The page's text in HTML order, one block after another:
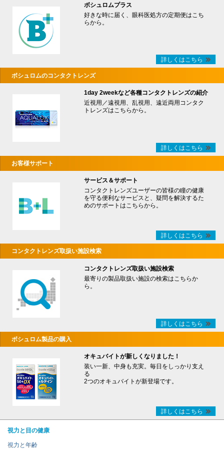
ボシュロムプラス
好きな時に届く、眼科医処方の定期便はこち
らから。
詳しくはこちら
ボシュロムのコンタクトレンズ
1day 2weekなど各種コンタクトレンズの紹介
近視用／遠視用、乱視用、遠近両用コンタク
トレンズはこちらから。
詳しくはこちら
お客様サポート
サービス＆サポート
コンタクトレンズユーザーの皆様の瞳の健康
を守る便利なサービスと、疑問を解決するた
めのサポートはこちらから。
詳しくはこちら
コンタクトレンズ取扱い施設検索
コンタクトレンズ取扱い施設検索
最寄りの製品取扱い施設の検索はこちらか
ら。
詳しくはこちら
ボシュロム製品の購入
オキュバイトが新しくなりました！
装い一新、中身も充実。毎日をしっかり支え
る
2つのオキュバイトが新登場です。
詳しくはこちら
視力と目の健康
視力と年齢